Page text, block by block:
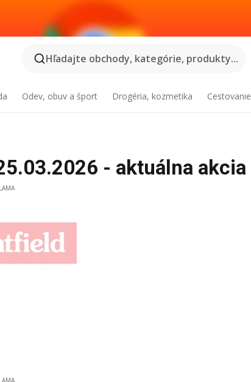
Hľadajte obchody, kategórie, produkty...
Odev, obuv a šport Drogéria, kozmetika Cestovanie
- aktuálna akcia